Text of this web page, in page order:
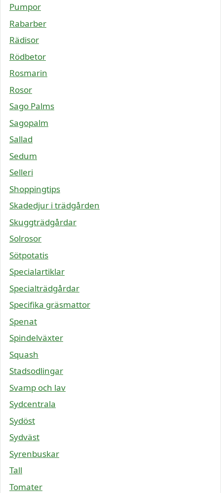
Pumpor
Rabarber
Rädisor
Rödbetor
Rosmarin
Rosor
Sago Palms
Sagopalm
Sallad
Sedum
Selleri
Shoppingtips
Skadedjur i trädgården
Skuggträdgårdar
Solrosor
Sötpotatis
Specialartiklar
Specialträdgårdar
Specifika gräsmattor
Spenat
Spindelväxter
Squash
Stadsodlingar
Svamp och lav
Sydcentrala
Sydöst
Sydväst
Syrenbuskar
Tall
Tomater